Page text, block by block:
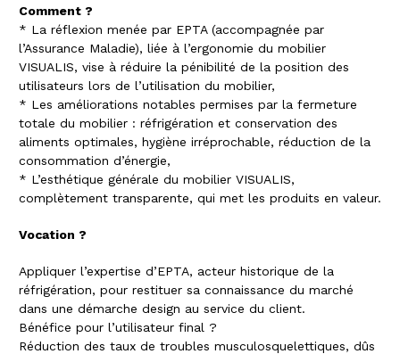
Comment ?
* La réflexion menée par EPTA (accompagnée par
l’Assurance Maladie), liée à l’ergonomie du mobilier
VISUALIS, vise à réduire la pénibilité de la position des
utilisateurs lors de l’utilisation du mobilier,
* Les améliorations notables permises par la fermeture
totale du mobilier : réfrigération et conservation des
aliments optimales, hygiène irréprochable, réduction de la
consommation d’énergie,
* L’esthétique générale du mobilier VISUALIS,
complètement transparente, qui met les produits en valeur.
Vocation ?
Appliquer l’expertise d’EPTA, acteur historique de la
réfrigération, pour restituer sa connaissance du marché
dans une démarche design au service du client.
Bénéfice pour l’utilisateur final ?
Réduction des taux de troubles musculosquelettiques, dûs